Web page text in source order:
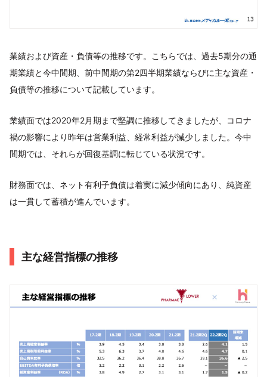
業績および資産・負債等の推移です。こちらでは、過去5期分の通
期業績と今中間期、前中間期の第2四半期業績ならびに主な資産・
負債等の推移について記載しています。
業績面では2020年2月期まで堅調に推移してきましたが、コロナ
禍の影響により昨年は営業利益、経常利益が減少しました。今中
間期では、それらが回復基調に転じている状況です。
財務面では、ネット有利子負債は着実に減少傾向にあり、純資産
は一貫して蓄積が進んでいます。
主な経営指標の推移